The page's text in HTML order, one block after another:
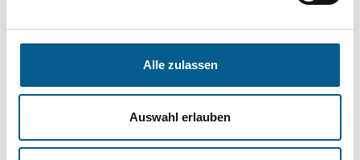
Alle zulassen
Auswahl erlauben
Themen: Wohltätige Zwecke
Themen: Wissenschaft und Forschung
Themen: Kunst & Kultur
Themen: Bürgerschaftliches Engagement
Themen: Natur- & Umweltschutz